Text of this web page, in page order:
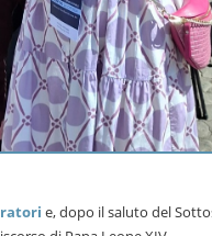
e, dopo il saluto del